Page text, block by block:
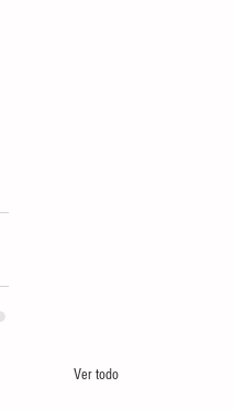
Ver todo